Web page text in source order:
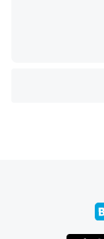
ウチもEchoを
ちぼちRingも
位置情報を共有
─たまにLINEする
とかSpotifyを